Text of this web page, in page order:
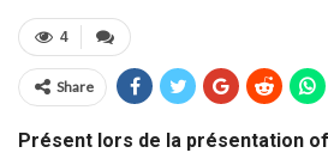
4
Share
Présent lors de la présentation